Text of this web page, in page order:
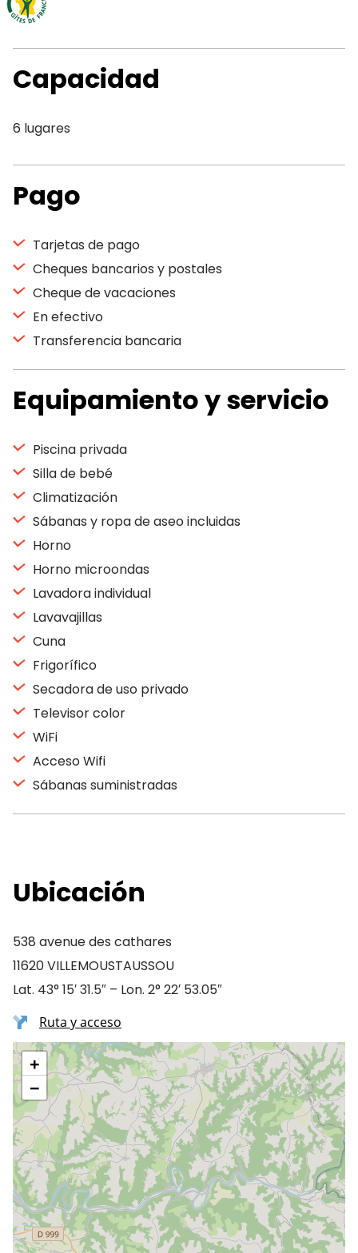
Capacidad
6 lugares
Pago
Tarjetas de pago
Cheques bancarios y postales
Cheque de vacaciones
En efectivo
Transferencia bancaria
Equipamiento y servicio
Piscina privada
Silla de bebé
Climatización
Sábanas y ropa de aseo incluidas
Horno
Horno microondas
Lavadora individual
Lavavajillas
Cuna
Frigorífico
Secadora de uso privado
Televisor color
WiFi
Acceso Wifi
Sábanas suministradas
Ubicación
538 avenue des cathares
11620 VILLEMOUSTAUSSOU
Lat. 43° 15′ 31.5″ – Lon. 2° 22′ 53.05″
Ruta y acceso
+
−